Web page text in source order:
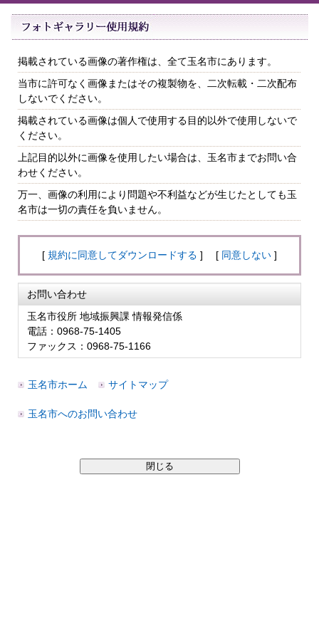
掲載されている画像の著作権は、全て玉名市にあります。
当市に許可なく画像またはその複製物を、二次転載・二次配布
しないでください。
掲載されている画像は個人で使用する目的以外で使用しないで
ください。
上記目的以外に画像を使用したい場合は、玉名市までお問い合
わせください。
万一、画像の利用により問題や不利益などが生じたとしても玉
名市は一切の責任を負いません。
[ 規約に同意してダウンロードする ] [ 同意しない ]
お問い合わせ
玉名市役所 地域振興課 情報発信係
電話：0968-75-1405
ファックス：0968-75-1166
玉名市ホーム サイトマップ
玉名市へのお問い合わせ